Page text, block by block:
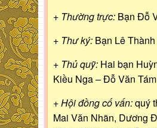
+ Thường trực: Bạn Đỗ
+ Thư ký: Bạn Lê
+ Thủ quỹ: Hai bạn
Kiều Nga – Đỗ Văn Tám
+ Hội đồng cố vấn:quý
Mai Văn Nhãn, Dương